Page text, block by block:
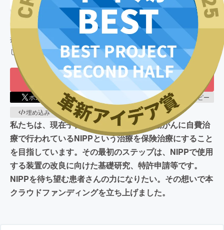
このプロジェクトは、 2025/05/14に募集を開始し、 1,129
人の支
援により 14,635,500 円の資金を集め、
に募集を終了
しました
もう一度プロジェクトをやってほしい 20
ポスト シェア LINEで送る
URLコピー
埋め込み
QRコード
私たちは、現在子宮がん・膀胱がん・直腸がんに自費治
療で行われているNIPPという治療を保険治療にすること
を目指しています。その最初のステップは、NIPPで使用
する装置の改良に向けた基礎研究、特許申請等です。
NIPPを待ち望む患者さんの力になりたい。その想いで本
クラウドファンディングを立ち上げました。